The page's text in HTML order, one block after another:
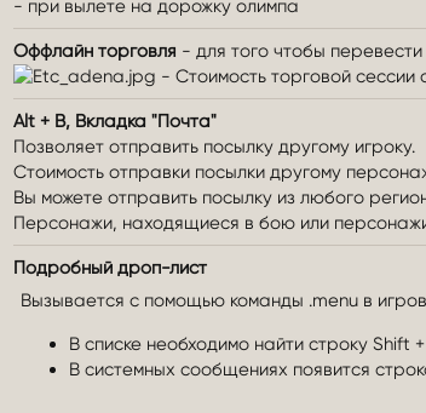
- при вылете на дорожку олимпа
Оффлайн торговля - для того чтобы
- Стоимость торговой сессии
Alt + B, Вкладка "Почта"
Позволяет отправить посылку другому игроку.
Стоимость отправки посылки другому
Вы можете отправить посылку из любого
Персонажи, находящиеся в бою или
Подробный дроп-лист
Вызывается с помощью команды .menu в
В списке необходимо найти строку Shift
В системных сообщениях появится